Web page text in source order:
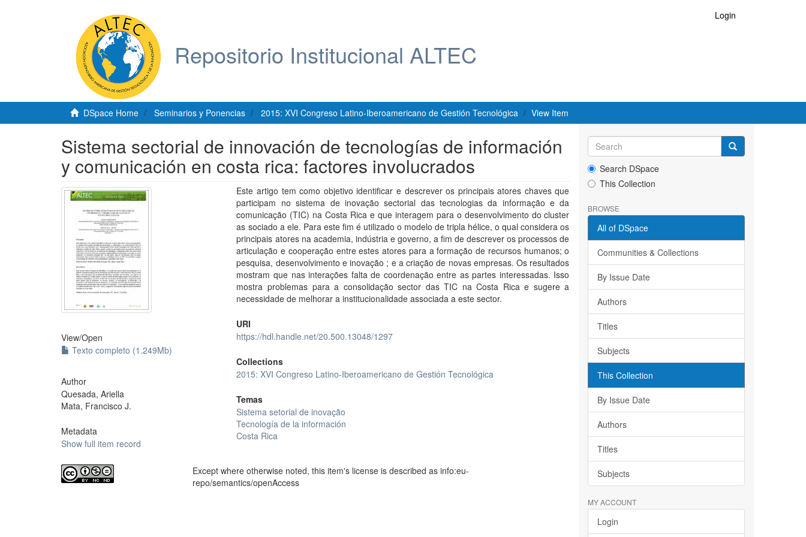
Repositorio Institucional ALTEC
Login
DSpace Home Seminarios y Ponencias 2015: XVI Congreso Latino-Iberoamericano de Gestión Tecnológica View Item
Sistema sectorial de innovación de tecnologías de información
y comunicación en costa rica: factores involucrados
View/Open
Texto completo (1.249Mb)
Author
Quesada, Ariella
Mata, Francisco J.
Metadata
Show full item record
Este artigo tem como objetivo identificar e descrever os principais atores chaves que
participam no sistema de inovação sectorial das tecnologias da informação e da
comunicação (TIC) na Costa Rica e que interagem para o desenvolvimento do cluster
as sociado a ele. Para este fim é utilizado o modelo de tripla hélice, o qual considera os
principais atores na academia, indústria e governo, a fim de descrever os processos de
articulação e cooperação entre estes atores para a formação de recursos humanos; o
pesquisa, desenvolvimento e inovação ; e a criação de novas empresas. Os resultados
mostram que nas interações falta de coordenação entre as partes interessadas. Isso
mostra problemas para a consolidação sector das TIC na Costa Rica e sugere a
necessidade de melhorar a institucionalidade associada a este sector.
URI
https://hdl.handle.net/20.500.13048/1297
Collections
2015: XVI Congreso Latino-Iberoamericano de Gestión Tecnológica
Temas
Sistema setorial de inovação
Tecnología de la información
Costa Rica
Except where otherwise noted, this item's license is described as info:eu-
repo/semantics/openAccess
Search DSpace
This Collection
BROWSE
All of DSpace
Communities & Collections
By Issue Date
Authors
Titles
Subjects
This Collection
By Issue Date
Authors
Titles
Subjects
MY ACCOUNT
Login